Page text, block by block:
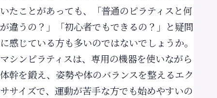
いたことがあっても、「普通のピラティスと何
が違うの？」「初心者でもできるの？」と疑問
に感じている方も多いのではないでしょうか。
マシンピラティスは、専用の機器を使いながら
体幹を鍛え、姿勢や体のバランスを整えるエク
ササイズで、運動が苦手な方でも始めやすいの